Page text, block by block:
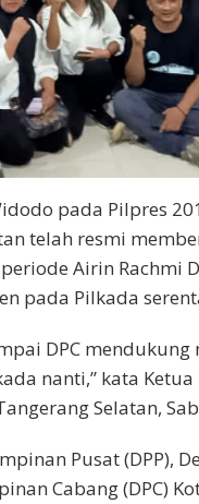
pada Pilpres
telah resmi
Airin Rachmi
pada Pilkada
DPC
nanti,” kata Ketua
Selatan,
Pusat (DPP),
Cabang (DPC)